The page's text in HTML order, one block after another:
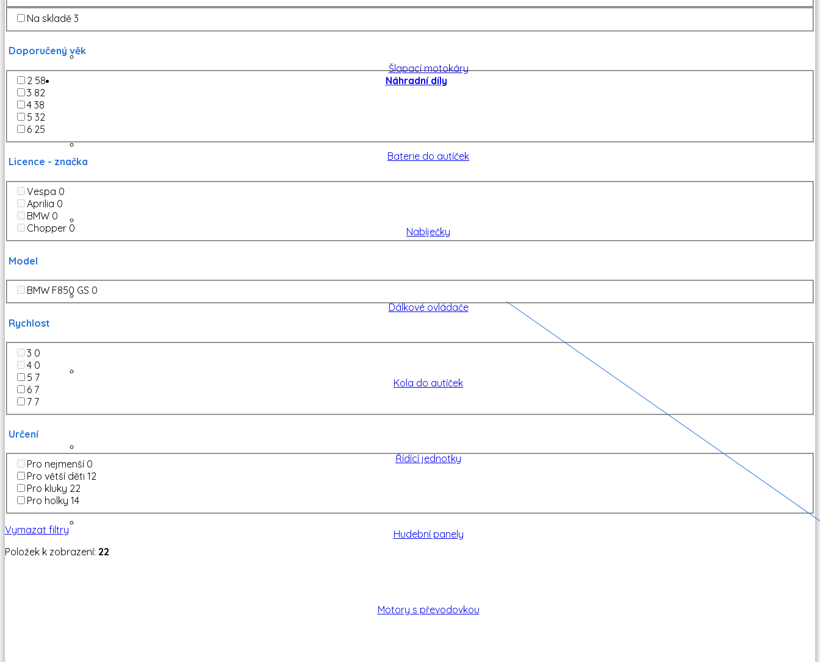
Šlapací motokáry
Náhradní díly
Baterie do autíček
Nabíječky
Dálkové ovládače
Kola do autíček
Řídící jednotky
Hudební panely
Motory s převodovkou
Na skladě 3
Doporučený věk
2 58
3 82
4 38
5 32
6 25
Licence - značka
Vespa 0
Aprilia 0
BMW 0
Chopper 0
Model
BMW F850 GS 0
Rychlost
3 0
4 0
5 7
6 7
7 7
Určení
Pro nejmenší 0
Pro větší děti 12
Pro kluky 22
Pro holky 14
Vymazat filtry
Položek k zobrazení: 22